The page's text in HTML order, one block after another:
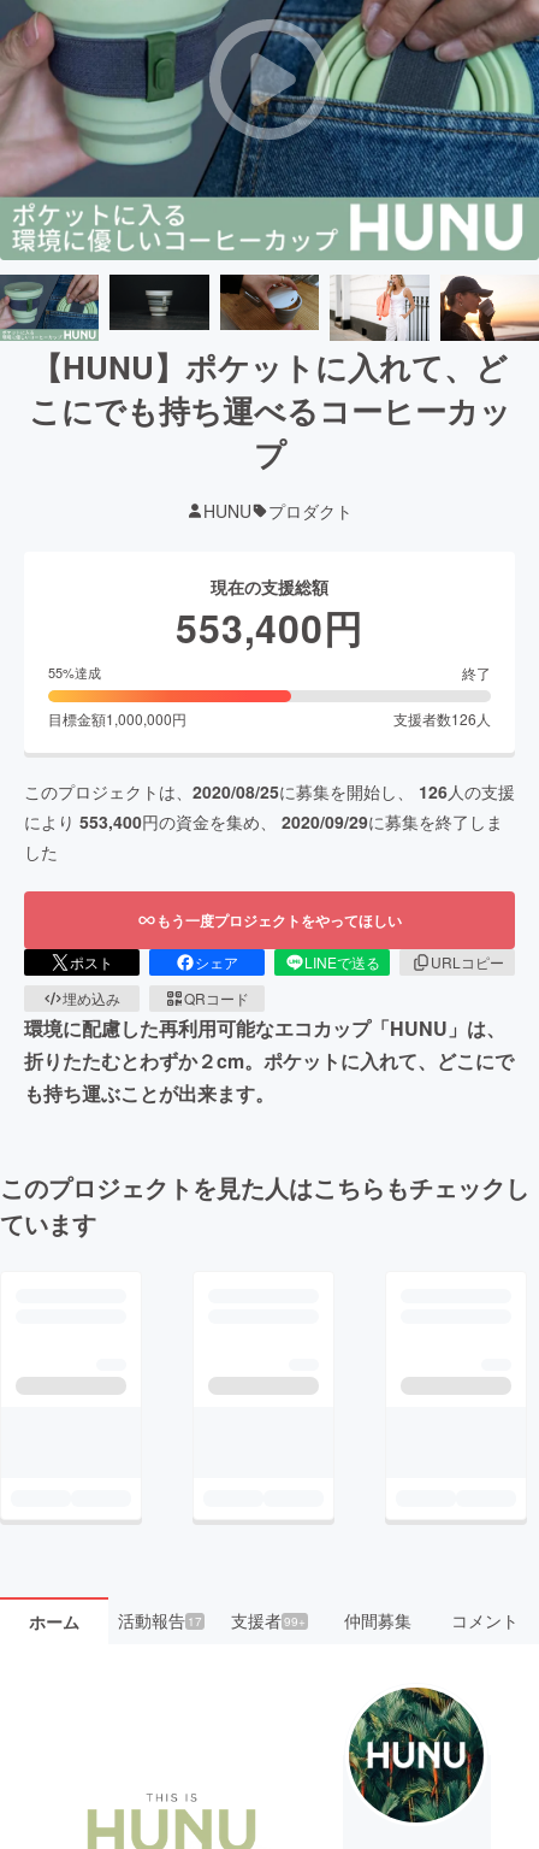
【HUNU】ポケットに入れて、ど
こにでも持ち運べるコーヒーカッ
プ
HUNU プロダクト
現在の支援総額
553,400円
55%達成 終了
目標金額1,000,000円 支援者数126 人
このプロジェクトは、 2020/08/25に募集を開始し、 126人の支援
により 553,400円の資金を集め、 2020/09/29に募集を終了しま
した
もう一度プロジェクトをやってほしい
ポスト シェア LINEで送る
URLコピー
埋め込み
QRコード
環境に配慮した再利用可能なエコカップ「HUNU」は、
折りたたむとわずか２cm。ポケットに入れて、どこにで
も持ち運ぶことが出来ます。
このプロジェクトを見た人はこちらもチェックし
ています
ホーム 活動報告17 支援者99+ 仲間募集 コメント